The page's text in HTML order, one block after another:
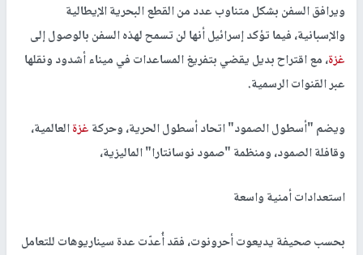
ويرافق السفن بشكل متناوب عدد من القطع البحرية الإيطالية
والإسبانية، فيما تؤكد إسرائيل أنها لن تسمح لهذه السفن بالوصول إلى
غزة، مع اقتراح بديل يقضي بتفريغ المساعدات في ميناء أشدود ونقلها
عبر القنوات الرسمية.
ويضم "أسطول الصمود" اتحاد أسطول الحرية، وحركةغزةالعالمية،
وقافلة الصمود، ومنظمة "صمود نوسانتارا" الماليزية،
استعدادات أمنية واسعة
بحسب صحيفة يديعوت أحرونوت، فقد أُعدّت عدة سيناريوهات للتعامل